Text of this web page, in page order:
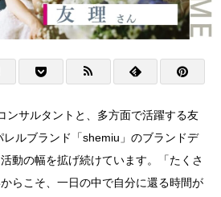
ンサルタントと、多方面で活躍する友
ルブランド「shemiu」のブランドデ
動の幅を拡げ続けています。「たくさ
らこそ、一日の中で自分に還る時間が